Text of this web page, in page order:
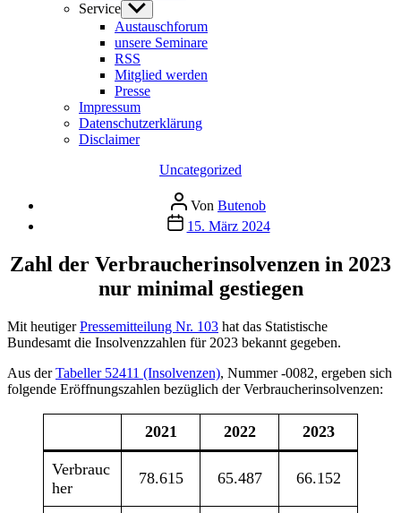
Service Untermenü
anzeigen
Austauschforum
unsere Seminare
RSS
Mitglied werden
Presse
Impressum
Datenschutzerklärung
Disclaimer
Kategorien
Uncategorized
Beitragsautor
Von Butenob
Veröffentlichungsdatum
15. März 2024
Zahl der Verbraucherinsolvenzen in 2023
nur minimal gestiegen
Mit heutigerPressemitteilung Nr. 103 hat das Statistische
Bundesamt die Insolvenzzahlen für 2023 bekannt gegeben.
Aus derTabeller 52411 (Insolvenzen), Nummer -0082, ergeben sich
folgende Eröffnungszahlen bezüglich der Verbraucherinsolvenzen:
2021 2022 2023
Verbrauc
her
78.615 65.487 66.152